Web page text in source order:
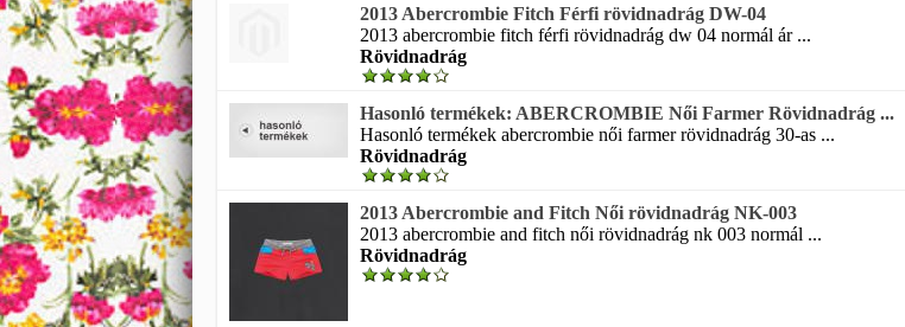
2013 Abercrombie Fitch Férfi rövidnadrág DW-04
2013 abercrombie fitch férfi rövidnadrág dw 04 normál ár ...
Rövidnadrág
Hasonló termékek: ABERCROMBIE Női Farmer Rövidnadrág ...
Hasonló termékek abercrombie női farmer rövidnadrág 30-as ...
Rövidnadrág
2013 Abercrombie and Fitch Női rövidnadrág NK-003
2013 abercrombie and fitch női rövidnadrág nk 003 normál ...
Rövidnadrág